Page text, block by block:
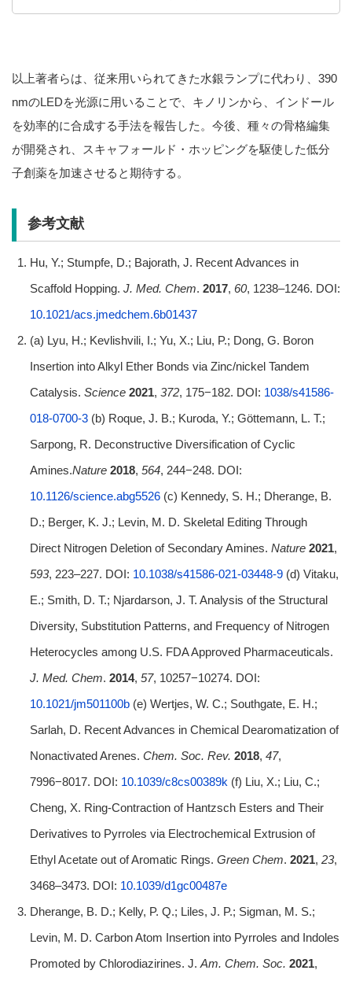
以上著者らは、従来用いられてきた水銀ランプに代わり、390
nmのLEDを光源に用いることで、キノリンから、インドール
を効率的に合成する手法を報告した。今後、種々の骨格編集
が開発され、スキャフォールド・ホッピングを駆使した低分
子創薬を加速させると期待する。
参考文献
Hu, Y.; Stumpfe, D.; Bajorath, J. Recent Advances in
Scaffold Hopping. J. Med. Chem. 2017, 60, 1238–1246. DOI:
10.1021/acs.jmedchem.6b01437
(a) Lyu, H.; Kevlishvili, I.; Yu, X.; Liu, P.; Dong, G. Boron
Insertion into Alkyl Ether Bonds via Zinc/nickel Tandem
Catalysis. Science 2021, 372, 175−182. DOI: 1038/s41586-
018-0700-3(b) Roque, J. B.; Kuroda, Y.; Göttemann, L. T.;
Sarpong, R. Deconstructive Diversification of Cyclic
Amines.Nature 2018, 564, 244−248. DOI:
10.1126/science.abg5526(c) Kennedy, S. H.; Dherange, B.
D.; Berger, K. J.; Levin, M. D. Skeletal Editing Through
Direct Nitrogen Deletion of Secondary Amines. Nature 2021,
593, 223–227. DOI: 10.1038/s41586-021-03448-9(d) Vitaku,
E.; Smith, D. T.; Njardarson, J. T. Analysis of the Structural
Diversity, Substitution Patterns, and Frequency of Nitrogen
Heterocycles among U.S. FDA Approved Pharmaceuticals.
J. Med. Chem. 2014, 57, 10257−10274. DOI:
10.1021/jm501100b(e) Wertjes, W. C.; Southgate, E. H.;
Sarlah, D. Recent Advances in Chemical Dearomatization of
Nonactivated Arenes. Chem. Soc. Rev. 2018, 47,
7996−8017. DOI: 10.1039/c8cs00389k (f) Liu, X.; Liu, C.;
Cheng, X. Ring-Contraction of Hantzsch Esters and Their
Derivatives to Pyrroles via Electrochemical Extrusion of
Ethyl Acetate out of Aromatic Rings. Green Chem. 2021, 23,
3468–3473. DOI: 10.1039/d1gc00487e
Dherange, B. D.; Kelly, P. Q.; Liles, J. P.; Sigman, M. S.;
Levin, M. D. Carbon Atom Insertion into Pyrroles and Indoles
Promoted by Chlorodiazirines. J. Am. Chem. Soc. 2021,